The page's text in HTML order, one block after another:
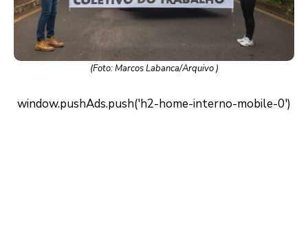
(Foto: Marcos Labanca/Arquivo )